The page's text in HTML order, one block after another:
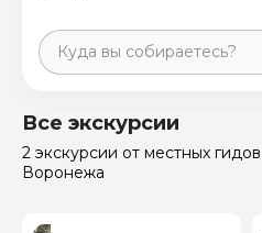
Санкт-Петербург
Россия
Все экскурсии
2 экскурсии от местных гидов
Воронежа